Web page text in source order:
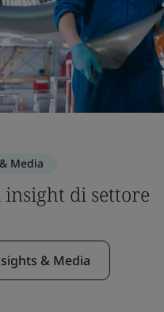
Media
di settore
& Media